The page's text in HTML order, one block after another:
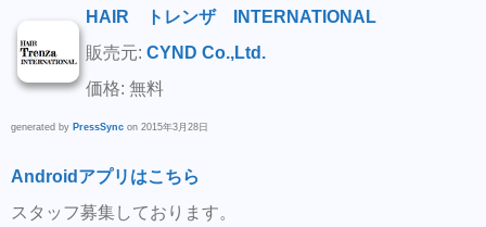
HAIR トレンザ INTERNATIONAL
販売元: CYND Co.,Ltd.
価格: 無料
generated by PressSync on 2015年3月28日
Androidアプリはこちら
スタッフ募集しております。